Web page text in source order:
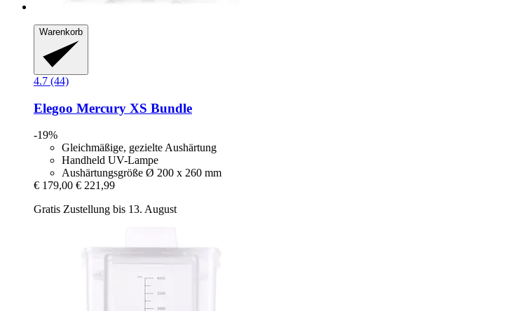
Warenkorb
4.7 (44)
Elegoo Mercury XS Bundle
-19%
Gleichmäßige, gezielte Aushärtung
Handheld UV-Lampe
Aushärtungsgröße Ø 200 x 260 mm
€ 179,00 € 221,99
Gratis Zustellung bis 13. August